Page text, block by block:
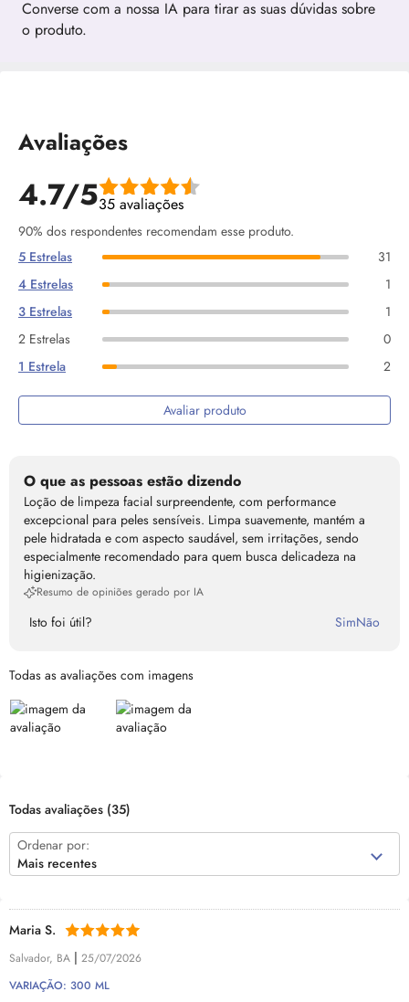
Converse com a nossa IA para tirar as suas dúvidas sobre
o produto.
Avaliações
4.7/535 avaliações
90% dos respondentes recomendam esse produto.
5 Estrelas
31
4 Estrelas
1
3 Estrelas
1
2 Estrelas
0
1 Estrela
2
Avaliar produto
O que as pessoas estão dizendo
Loção de limpeza facial surpreendente, com performance
excepcional para peles sensíveis. Limpa suavemente, mantém a
pele hidratada e com aspecto saudável, sem irritações, sendo
especialmente recomendado para quem busca delicadeza na
higienização.
Resumo de opiniões gerado por IA
Isto foi útil? SimNão
Todas as avaliações com imagens
Todas avaliações (35)
Ordenar por:
Mais recentes
Maria S.
Salvador, BA | 25/07/2026
VARIAÇÃO: 300 ML